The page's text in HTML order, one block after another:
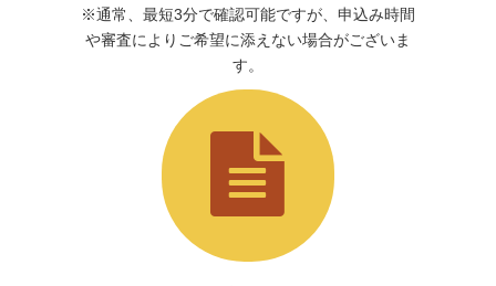
※通常、最短3分で確認可能ですが、申込み時間
や審査によりご希望に添えない場合がございま
す。